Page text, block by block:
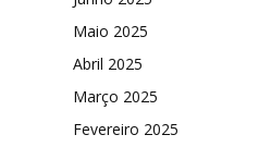
Maio 2025
Abril 2025
Março 2025
Fevereiro 2025